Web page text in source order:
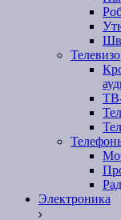
Электроника